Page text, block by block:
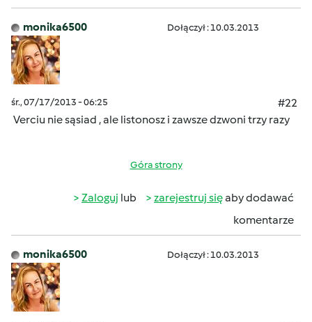
monika6500 Dołączył : 10.03.2013
śr., 07/17/2013 - 06:25
#22
Verciu nie sąsiad , ale listonosz i zawsze dzwoni trzy razy
Góra strony
Zaloguj lub zarejestruj sięaby dodawać
komentarze
monika6500 Dołączył : 10.03.2013